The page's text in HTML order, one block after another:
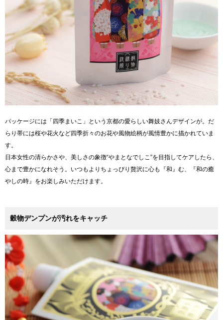
パッケージには「四季まいこ」という京都の愛らしい舞妓さんデザインが。だ
らり帯には桜や花火など四季折々のお花や風物絵柄が風情豊かに描かれていま
す。
日本女性の清らかさや、美しさの象徴“やまとなでしこ”を目指してケアしたら、
心まで豊かになれそう。いつもよりちょっぴり贅沢に心も『和』む、『和の癒
やしの時』をお楽しみいただけます。
穀物デンプンが汚れをキャッチ